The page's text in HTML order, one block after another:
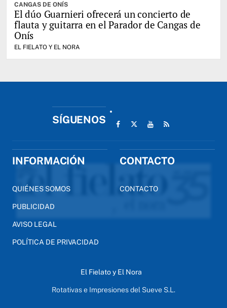
CANGAS DE ONÍS
El dúo Guarnieri ofrecerá un concierto de
flauta y guitarra en el Parador de Cangas de
Onís
EL FIELATO Y EL NORA
SÍGUENOS
INFORMACIÓN
QUIÉNES SOMOS
PUBLICIDAD
AVISO LEGAL
POLÍTICA DE PRIVACIDAD
CONTACTO
CONTACTO
El Fielato y El Nora
Rotativas e Impresiones del Sueve S.L.